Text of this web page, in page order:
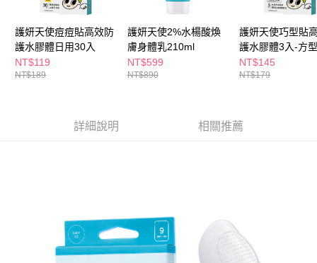
是否繳費成功／繳費後需取消欲退款等相關疑問，請聯繫「AFTEE先享後付
https://netprotections.freshdesk.com/support/home
【注意事項】
１．透過由恩沛科技股份有限公司提供之「AFTEE先享後付」服務完成之交
易，需依本服務之必要範圍內提供個人資料，並將交易相關給付款項請求債
３．未成年的使用者請事先徵得法定代理人或監護人之同意方可使用
「AFTEE先享後付」，若未經同意申辦者引起之損失，本公司不負相關責
每筆NT$65，滿NT$490(含以上)免運費
7-11取貨付款
每筆NT$65，滿NT$490(含以上)免運費
護妍天使痘痘貼高效防
護水膠體日用30入
NT$119
NT$189
護妍天使2%水楊酸煥
膚身體乳210ml
NT$599
NT$890
護妍天使巧型貼
護水膠體3入-方型
NT$145
NT$179
詳細說明 相關推薦